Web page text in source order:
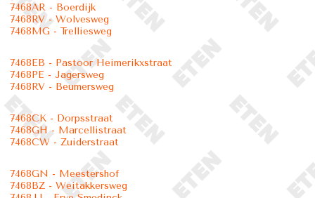
7468AR - Boerdijk
7468RV - Wolvesweg
7468MG - Trelliesweg
7468EB - Pastoor Heimerikxstraat
7468PE - Jagersweg
7468RV - Beumersweg
7468CK - Dorpsstraat
7468GH - Marcellistraat
7468CW - Zuiderstraat
7468GN - Meestershof
7468BZ - Weitakkersweg